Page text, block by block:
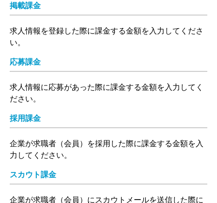
掲載課金
求人情報を登録した際に課金する金額を入力してくださ
い。
応募課金
求人情報に応募があった際に課金する金額を入力してく
ださい。
採用課金
企業が求職者（会員）を採用した際に課金する金額を入
力してください。
スカウト課金
企業が求職者（会員）にスカウトメールを送信した際に